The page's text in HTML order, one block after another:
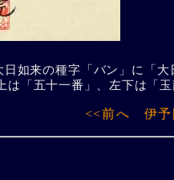
日如来の種字「バン」に「
は「五十一番」、左下は「
<<前へ 伊